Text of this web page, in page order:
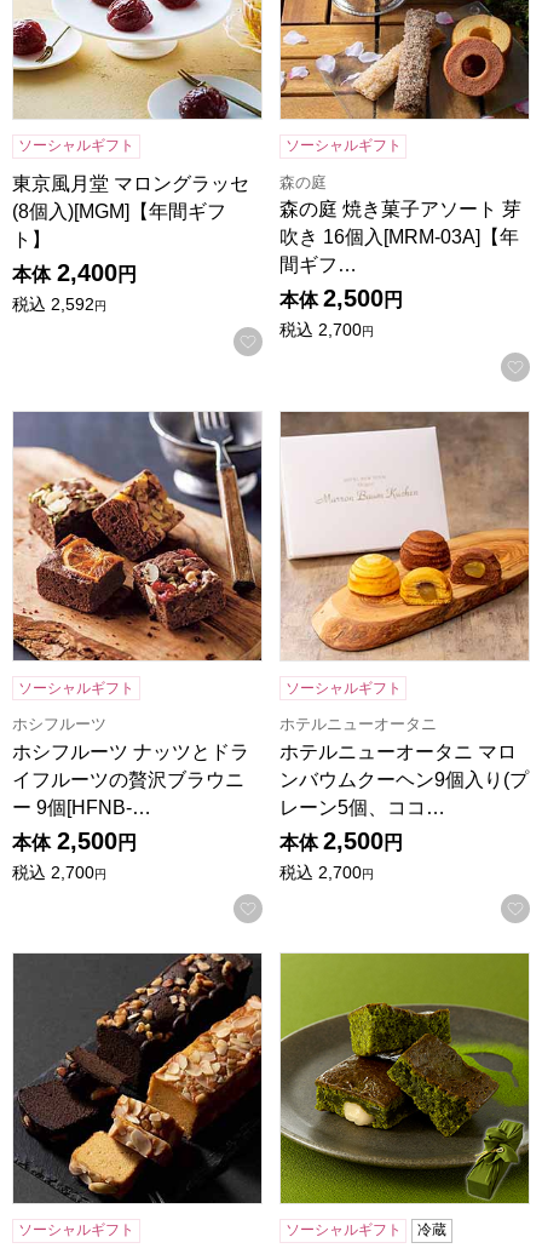
ソーシャルギフト
東京風月堂 マロングラッセ
(8個入)[MGM]【年間ギフ
ト】
本体 2,400円
税込 2,592円
お気に入りに登録する
ソーシャルギフト
森の庭
森の庭 焼き菓子アソート 芽
吹き 16個入[MRM-03A]【年
間ギフ…
本体 2,500円
税込 2,700円
ホシフルーツ ナッツとドライフルーツの贅沢ブラウニー 9
ソーシャルギフト
ホシフルーツ
ホシフルーツ ナッツとドラ
イフルーツの贅沢ブラウニ
ー 9個[HFNB-…
本体 2,500円
税込 2,700円
お気に入りに登録する
ホテルニューオータニ マロ
ソーシャルギフト
ホテルニューオータニ
ホテルニューオータニ マロ
ンバウムクーヘン9個入り(プ
レーン5個、ココ…
本体 2,500円
税込 2,700円
祇園きたざと パウンドケーキチョコとキャラメル[GK-P2M]
ソーシャルギフト ソーシャルギフト 冷蔵